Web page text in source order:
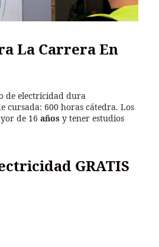
La Carrera En
de electricidad dura
cursada: 600 horas cátedra. Los
de 16 años y tener estudios
GRATIS